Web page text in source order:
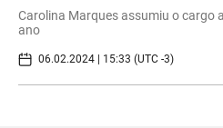
Carolina Marques assumiu o cargo
ano
06.02.2024 | 15:33 (UTC -3)